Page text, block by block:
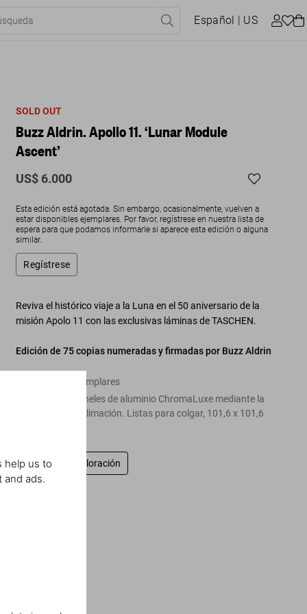
help us to
and ads.
Español | US
SOLD OUT
Buzz Aldrin. Apollo 11. ‘Lunar Module
Ascent’
US$ 6.000
Esta edición está agotada. Sin embargo, ocasionalmente, vuelven a
estar disponibles ejemplares. Por favor, regístrese en nuestra lista de
espera para que podamos informarle si aparece esta edición o alguna
similar.
Regístrese
Reviva el histórico viaje a la Luna en el 50 aniversario de la
misión Apolo 11 con las exclusivas láminas de TASCHEN.
Edición de 75 copias numeradas y firmadas por Buzz Aldrin
Edición de 75 ejemplares
Impresión en paneles de aluminio ChromaLuxe mediante la
técnica de la sublimación. Listas para colgar, 101,6 x 101,6
Escriba una valoración